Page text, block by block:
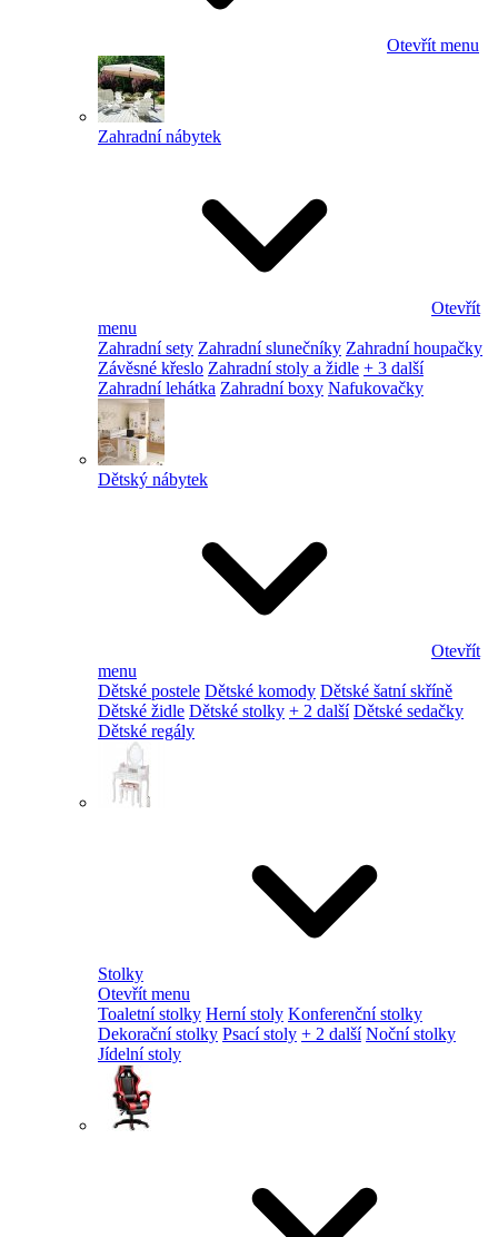
Otevřít menu
Zahradní nábytek
Otevřít
menu
Zahradní sety Zahradní slunečníky Zahradní houpačky
Závěsné křeslo Zahradní stoly a židle + 3 další
Zahradní lehátka Zahradní boxy Nafukovačky
Dětský nábytek
Otevřít
menu
Dětské postele Dětské komody Dětské šatní skříně
Dětské židle Dětské stolky + 2 další Dětské sedačky
Dětské regály
Stolky
Otevřít menu
Toaletní stolky Herní stoly Konferenční stolky
Dekorační stolky Psací stoly + 2 další Noční stolky
Jídelní stoly